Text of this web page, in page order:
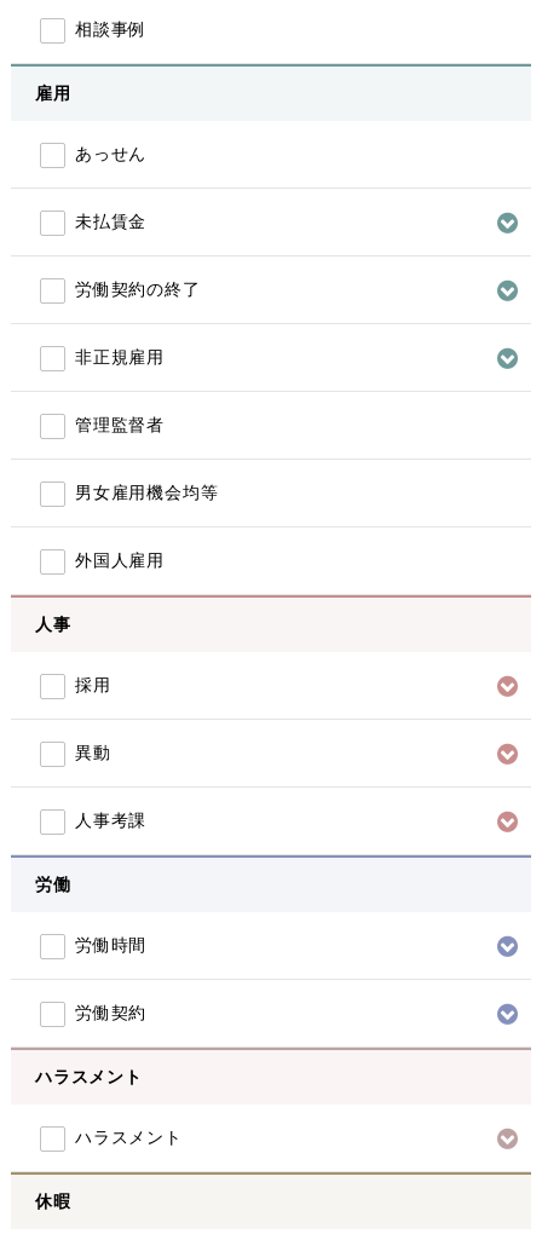
相談事例
雇用
あっせん
未払賃金
労働契約の終了
非正規雇用
管理監督者
男女雇用機会均等
外国人雇用
人事
採用
異動
人事考課
労働
労働時間
労働契約
ハラスメント
ハラスメント
休暇